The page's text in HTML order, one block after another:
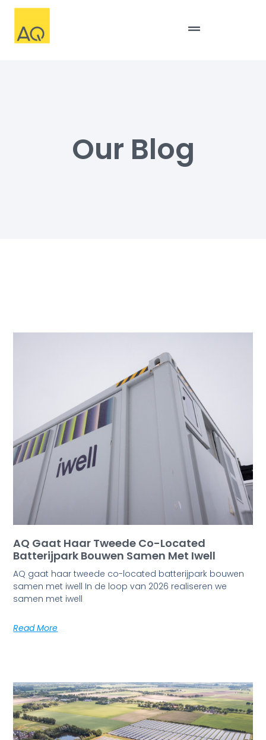
Our Blog
AQ Gaat Haar Tweede Co-Located
Batterijpark Bouwen Samen Met Iwell
AQ gaat haar tweede co-located batterijpark bouwen
samen met iwell In de loop van 2026 realiseren we
samen met iwell
Read More